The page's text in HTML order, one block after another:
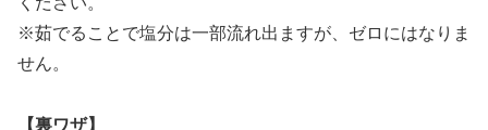
※茹でることで塩分は一部流れ出ますが、ゼロにはなりま
せん。
【裏ワザ】